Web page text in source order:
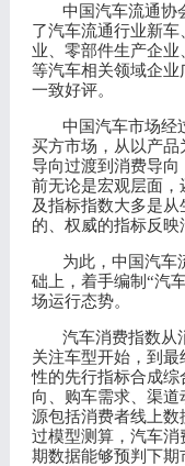
中国汽车流通协
了汽车流通行业新
业、零部件生产企
等汽车相关领域企业
一致好评。
中国汽车市场经
买方市场，从以产
导向过渡到消费导向
前无论是宏观层面，
及指标指数大多是
的、权威的指标反映
为此，中国汽车
础上，着手编制 “汽
场运行态势。
汽车消费指数从
关注车型开始，到
性的先行指标合成
向、购车需求、渠
源包括消费者线上数
过模型测算，汽车
期数据能够预判下期